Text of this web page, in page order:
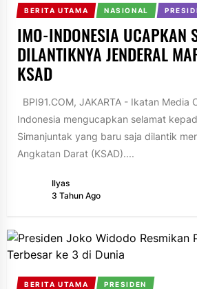
BERITA UTAMA NASIONAL
IMO-INDONESIA UCAPKAN
DILANTIKNYA JENDERAL
KSAD
BPI91.COM, JAKARTA - Ikatan Media
Indonesia mengucapkan selamat
Simanjuntak yang baru saja dilantik
Angkatan Darat (KSAD)....
Ilyas
3 Tahun Ago
BERITA UTAMA PRESIDEN